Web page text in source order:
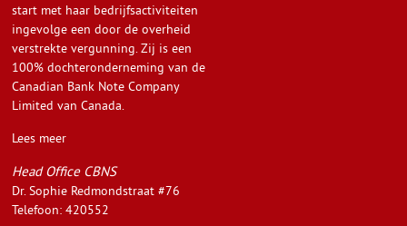
start met haar bedrijfsactiviteiten
ingevolge een door de overheid
verstrekte vergunning. Zij is een
100% dochteronderneming van de
Canadian Bank Note Company
Limited van Canada.
Lees meer
Head Office CBNS
Dr. Sophie Redmondstraat #76
Telefoon: 420552